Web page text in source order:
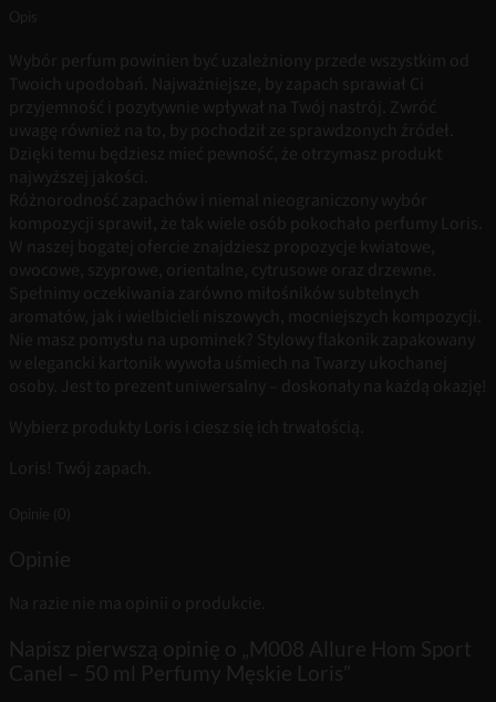
Opis
Wybór perfum powinien być uzależniony przede wszystkim od
Twoich upodobań. Najważniejsze, by zapach sprawiał Ci
przyjemność i pozytywnie wpływał na Twój nastrój. Zwróć
uwagę również na to, by pochodził ze sprawdzonych źródeł.
Dzięki temu będziesz mieć pewność, że otrzymasz produkt
najwyższej jakości.
Różnorodność zapachów i niemal nieograniczony wybór
kompozycji sprawił, że tak wiele osób pokochało perfumy Loris.
W naszej bogatej ofercie znajdziesz propozycje kwiatowe,
owocowe, szyprowe, orientalne, cytrusowe oraz drzewne.
Spełnimy oczekiwania zarówno miłośników subtelnych
aromatów, jak i wielbicieli niszowych, mocniejszych kompozycji.
Nie masz pomysłu na upominek? Stylowy flakonik zapakowany
w elegancki kartonik wywoła uśmiech na Twarzy ukochanej
osoby. Jest to prezent uniwersalny – doskonały na każdą okazję!
Wybierz produkty Loris i ciesz się ich trwałością.
Loris! Twój zapach.
Opinie (0)
Opinie
Na razie nie ma opinii o produkcie.
Napisz pierwszą opinię o „M008 Allure Hom Sport
Canel – 50 ml Perfumy Męskie Loris”